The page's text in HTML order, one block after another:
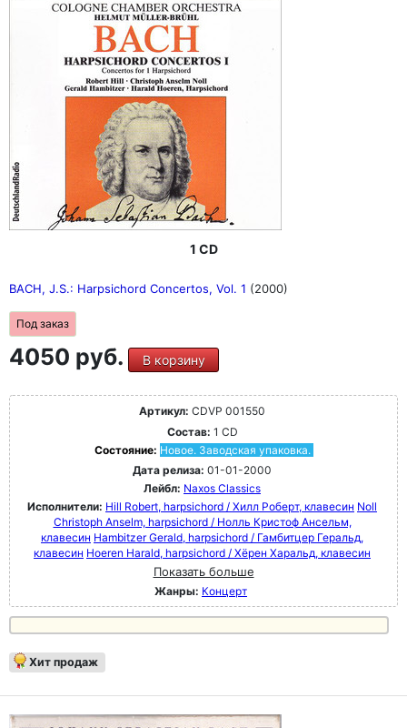
1 CD
BACH, J.S.: Harpsichord Concertos, Vol. 1 (2000)
Под заказ
4050 руб. В корзину
Артикул: CDVP 001550
Состав: 1 CD
Состояние: Новое. Заводская упаковка.
Дата релиза: 01-01-2000
Лейбл: Naxos Classics
Исполнители: Hill Robert, harpsichord / Хилл Роберт, клавесин Noll
Christoph Anselm, harpsichord / Нолль Кристоф Ансельм,
клавесин Hambitzer Gerald, harpsichord / Гамбитцер Геральд,
клавесин Hoeren Harald, harpsichord / Хёрен Харальд, клавесин
Показать больше
Жанры: Концерт
Хит продаж